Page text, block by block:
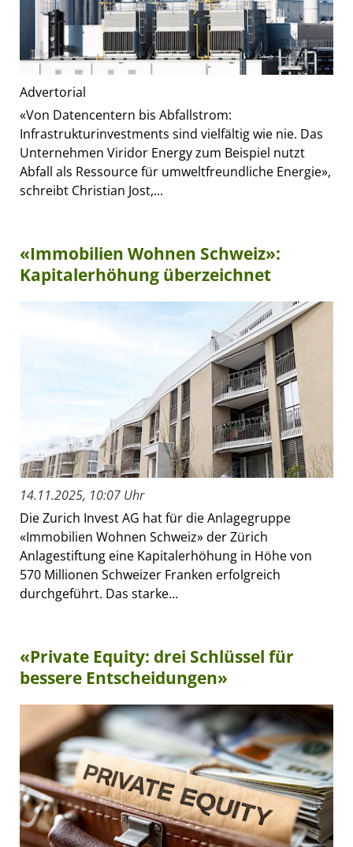
Advertorial
«Von Datencentern bis Abfallstrom:
Infrastrukturinvestments sind vielfältig wie nie. Das
Unternehmen Viridor Energy zum Beispiel nutzt
Abfall als Ressource für umweltfreundliche Energie»,
schreibt Christian Jost,...
«Immobilien Wohnen Schweiz»:
Kapitalerhöhung überzeichnet
14.11.2025, 10:07 Uhr
Die Zurich Invest AG hat für die Anlagegruppe
«Immobilien Wohnen Schweiz» der Zürich
Anlagestiftung eine Kapitalerhöhung in Höhe von
570 Millionen Schweizer Franken erfolgreich
durchgeführt. Das starke...
«Private Equity: drei Schlüssel für
bessere Entscheidungen»